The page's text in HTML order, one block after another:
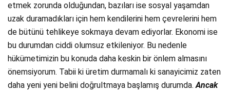
etmek zorunda olduğundan, bazıları ise sosyal yaşamdan
uzak duramadıkları için hem kendilerini hem çevrelerini hem
de bütünü tehlikeye sokmaya devam ediyorlar. Ekonomi ise
bu durumdan ciddi olumsuz etkileniyor. Bu nedenle
hükümetimizin bu konuda daha keskin bir önlem almasını
önemsiyorum. Tabii ki üretim durmamalı ki sanayicimiz zaten
daha yeni yeni belini doğrultmaya başlamış durumda.Ancak